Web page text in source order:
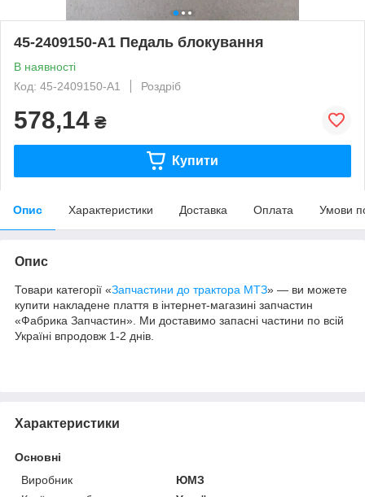
45-2409150-А1 Педаль блокування
В наявності
Код: 45-2409150-А1
Роздріб
578,14 ₴
Купити
Опис Характеристики Доставка Оплата Умови
Опис
Товари категорії «Запчастини до трактора МТЗ» — ви можете
купити накладене плаття в інтернет-магазині запчастин
«Фабрика Запчастин». Ми доставимо запасні частини по всій
Україні впродовж 1-2 днів.
Характеристики
Основні
Виробник
ЮМЗ